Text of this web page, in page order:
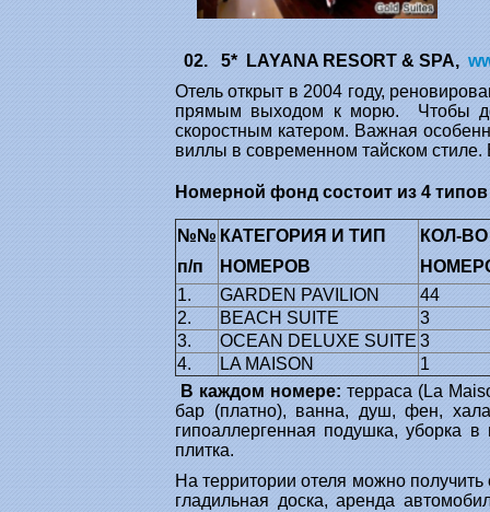
02. 5* LAYANA RESORT & SPA,
Отель открыт в 2004 году,
прямым выходом к морю. Чтобы
скоростным катером. Важная
виллы в современном тайском
Номерной фонд состоит из 4
№№
п/п
КАТЕГОРИЯ И ТИП
НОМЕРОВ
КОЛ-ВО
1.
GARDEN PAVILION
44
2.
BEACH SUITE
3
3.
OCEAN DELUXE SUITE 3
4.
LA MAISON
1
В каждом номере: терраса (La
бар (платно), ванна, душ, фен,
гипоаллергенная подушка, уборка
плитка.
На территории отеля можно
гладильная доска, аренда